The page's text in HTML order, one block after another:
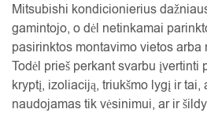
Mitsubishi kondicionierius
gamintojo, o dėl netinkamai
pasirinktos montavimo vietos arba
Todėl prieš perkant svarbu įvertinti
kryptį, izoliaciją, triukšmo lygį ir tai,
naudojamas tik vėsinimui, ar ir